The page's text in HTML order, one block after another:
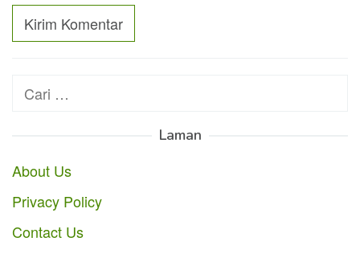
Cari
Laman
About Us
Privacy Policy
Contact Us